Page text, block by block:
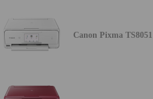
Canon Pixma TS8051